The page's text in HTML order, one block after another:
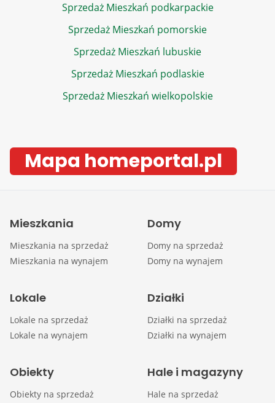
Sprzedaż Mieszkań podkarpackie
Sprzedaż Mieszkań pomorskie
Sprzedaż Mieszkań lubuskie
Sprzedaż Mieszkań podlaskie
Sprzedaż Mieszkań wielkopolskie
Mapa homeportal.pl
Mieszkania
Mieszkania na sprzedaż
Mieszkania na wynajem
Domy
Domy na sprzedaż
Domy na wynajem
Lokale
Lokale na sprzedaż
Lokale na wynajem
Działki
Działki na sprzedaż
Działki na wynajem
Obiekty
Obiekty na sprzedaż
Hale i magazyny
Hale na sprzedaż